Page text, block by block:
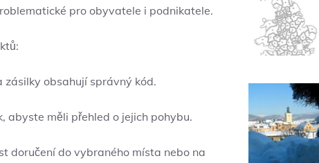
pro obyvatele i podnikatele.
zásilky obsahují správný kód.
abyste měli přehled o jejich pohybu.
doručení do vybraného místa nebo na